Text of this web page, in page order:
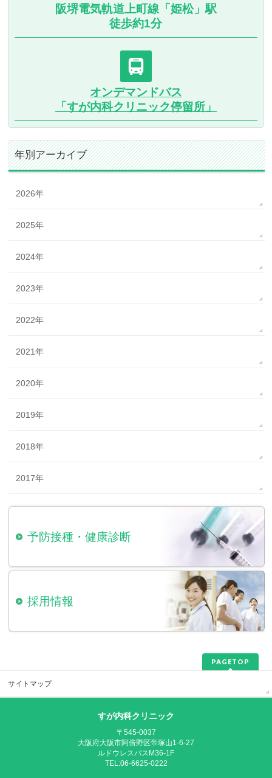
阪堺電気軌道上町線「姫松」駅
徒歩約1分
オンデマンドバス
「すが内科クリニック停留所」
年別アーカイブ
2026年
2025年
2024年
2023年
2022年
2021年
2020年
2019年
2018年
2017年
予防接種・健康診断
採用情報
PAGETOP
サイトマップ
すが内科クリニック
〒545-0037
大阪府大阪市阿倍野区帝塚山1-6-27
ルドウレスパスM36-1F
TEL:06-6625-0222